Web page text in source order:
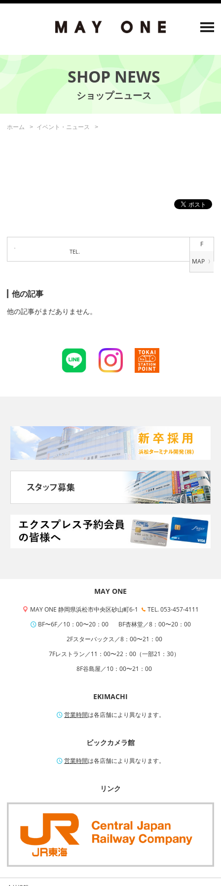
SHOP NEWS
ホーム イベント・ニュース
F
TEL.
他の記事
他の記事がまだありません。
MAY ONE
MAY ONE 静岡県浜松市中央区砂山町6-1
TEL. 053-457-4111
BF〜6F／10：00〜20：00
BF杏林堂／8：00〜20：00
2Fスターバックス／8：00〜21：00
7Fレストラン／11：00〜22：00（一部21：30）
8F谷島屋／10：00〜21：00
EKIMACHI
営業時間は各店舗により異なります。
ビックカメラ館
営業時間は各店舗により異なります。
リンク